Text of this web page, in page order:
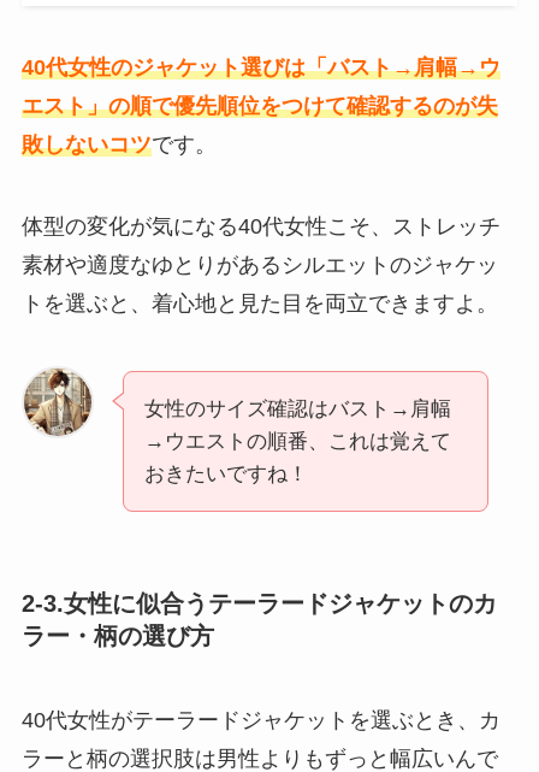
40代女性のジャケット選びは「バスト→肩幅→ウ
エスト」の順で優先順位をつけて確認するのが失
敗しないコツです。
体型の変化が気になる40代女性こそ、ストレッチ
素材や適度なゆとりがあるシルエットのジャケッ
トを選ぶと、着心地と見た目を両立できますよ。
女性のサイズ確認はバスト→肩幅
→ウエストの順番、これは覚えて
おきたいですね！
2-3.女性に似合うテーラードジャケットのカ
ラー・柄の選び方
40代女性がテーラードジャケットを選ぶとき、カ
ラーと柄の選択肢は男性よりもずっと幅広いんで